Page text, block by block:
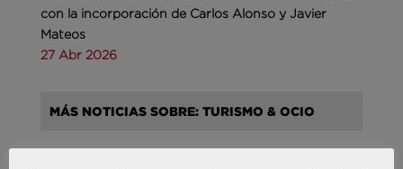
con la incorporación de Carlos Alonso y Javier
Mateos
27 Abr 2026
MÁS NOTICIAS SOBRE: TURISMO & OCIO